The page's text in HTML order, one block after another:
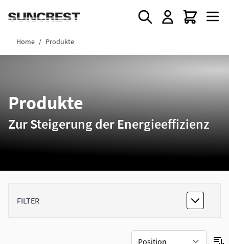
Home / Produkte
Produkte
Zur Steigerung der Energieeffizienz
FILTER